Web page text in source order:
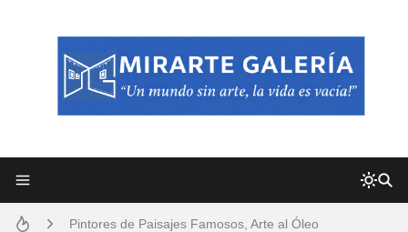
Pintores de Paisajes Famosos, Arte al Óleo